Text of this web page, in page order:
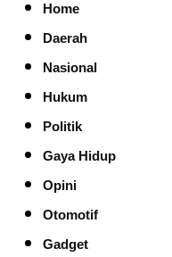
Home
Daerah
Nasional
Hukum
Politik
Gaya Hidup
Opini
Otomotif
Gadget